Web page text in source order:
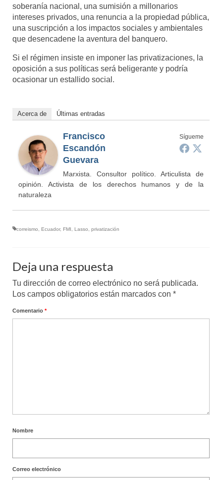
soberanía nacional, una sumisión a millonarios
intereses privados, una renuncia a la propiedad pública,
una suscripción a los impactos sociales y ambientales
que desencadene la aventura del banquero.
Si el régimen insiste en imponer las privatizaciones, la
oposición a sus políticas será beligerante y podría
ocasionar un estallido social.
Acerca de Últimas entradas
Sígueme
Francisco
Escandón
Guevara
Marxista. Consultor político. Articulista de
opinión. Activista de los derechos humanos y de la
naturaleza
correismo Ecuador, FMI Lasso privatización
Deja una respuesta
Tu dirección de correo electrónico no será publicada.
Los campos obligatorios están marcados con *
Comentario *
Nombre
Correo electrónico